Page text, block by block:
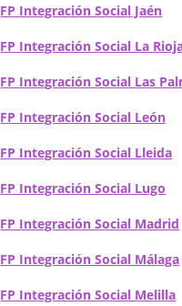
FP Integración Social Jaén
FP Integración Social La
FP Integración Social Las
FP Integración Social León
FP Integración Social Lleida
FP Integración Social Lugo
FP Integración Social Madrid
FP Integración Social Málaga
FP Integración Social Melilla